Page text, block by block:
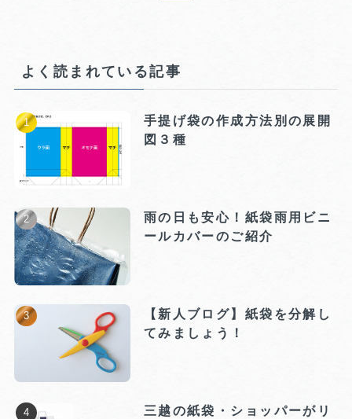
よく読まれている記事
手提げ袋の作成方法別の展開
図３種
雨の日も安心！紙袋雨用ビニ
ールカバーのご紹介
【新人ブログ】紙袋を分解し
てみましょう！
三越の紙袋・ショッパーがリ